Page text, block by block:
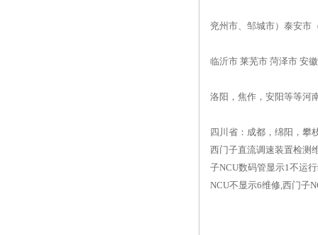
兖州市、邹城市）泰安市
临沂市 莱芜市 菏泽市 安
洛阳，焦作，安阳等等河
四川省：成都，绵阳，攀
西门子直流调速装置检测
子NCU数码管显示1不运
NCU不显示6维修,西门子